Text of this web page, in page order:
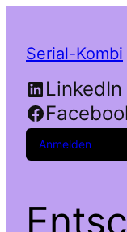
Serial-Kombi
LinkedIn
Anmelden